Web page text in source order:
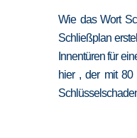
Wie das Wort
Schließplan
Innentüren für
hier , der mit 80